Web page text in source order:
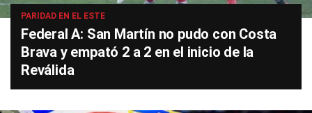
PARIDAD EN EL ESTE
Federal A: San Martín no pudo con Costa
Brava y empató 2 a 2 en el inicio de la
Reválida